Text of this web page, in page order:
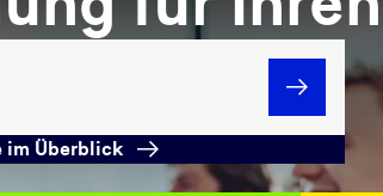
im Überblick